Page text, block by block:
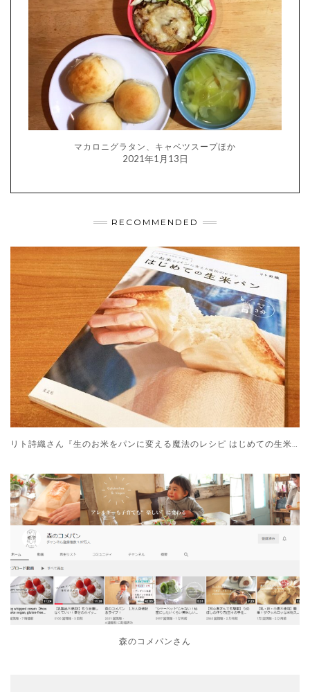
マカロニグラタン、キャベツスープほか
2021年1月13日
RECOMMENDED
森のコメパンさん